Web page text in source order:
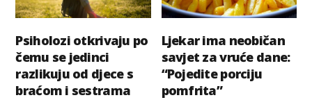
Psiholozi otkrivaju po
čemu se jedinci
razlikuju od djece s
braćom i sestrama
Ljekar ima neobičan
savjet za vruće dane:
“Pojedite porciju
pomfrita”